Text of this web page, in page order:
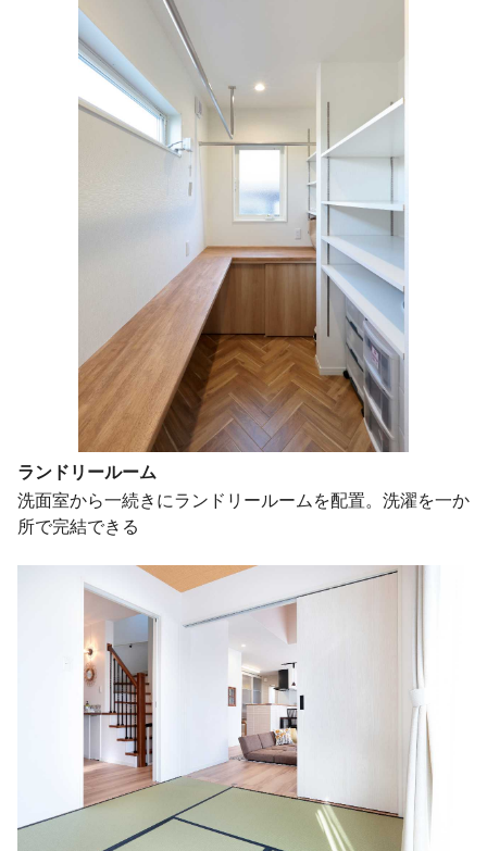
ランドリールーム
洗面室から一続きにランドリールームを配置。洗濯を一か
所で完結できる